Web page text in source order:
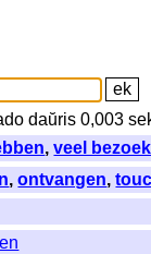
daŭris 0,003
,veel
,ontvangen,